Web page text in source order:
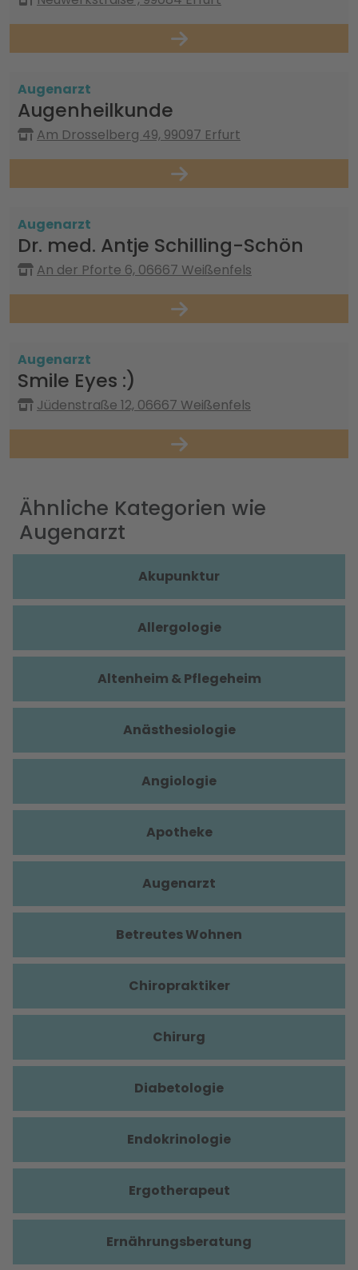
Augenarzt
Augenheilkunde
Am Drosselberg 49, 99097 Erfurt
Augenarzt
Dr. med. Antje Schilling-Schön
An der Pforte 6, 06667 Weißenfels
Augenarzt
Smile Eyes :)
Jüdenstraße 12, 06667 Weißenfels
Ähnliche Kategorien wie
Augenarzt
Akupunktur
Allergologie
Altenheim & Pflegeheim
Anästhesiologie
Angiologie
Apotheke
Augenarzt
Betreutes Wohnen
Chiropraktiker
Chirurg
Diabetologie
Endokrinologie
Ergotherapeut
Ernährungsberatung